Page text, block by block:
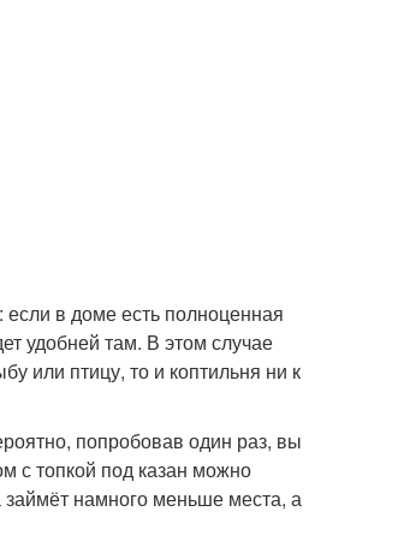
в доме есть полноценная
удобней там. В этом случае
или птицу, то и коптильня ни к
попробовав один раз, вы
с топкой под казан можно
займёт намного меньше места, а